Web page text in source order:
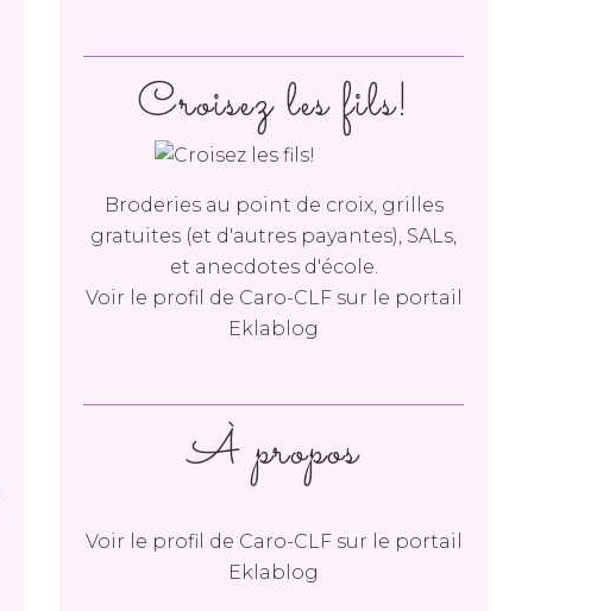
Croisez les fils!
Broderies au point de croix, grilles
gratuites (et d'autres payantes), SALs,
et anecdotes d'école.
Voir le profil de Caro-CLFsur le portail
Eklablog
À propos
Voir le profil de Caro-CLFsur le portail
Eklablog